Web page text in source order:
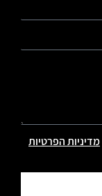
מדיניות הפרטיות